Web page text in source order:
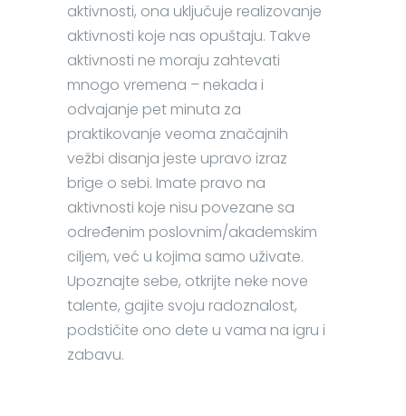
aktivnosti, ona uključuje realizovanje
aktivnosti koje nas opuštaju. Takve
aktivnosti ne moraju zahtevati
mnogo vremena – nekada i
odvajanje pet minuta za
praktikovanje veoma značajnih
vežbi disanja jeste upravo izraz
brige o sebi. Imate pravo na
aktivnosti koje nisu povezane sa
određenim poslovnim/akademskim
ciljem, već u kojima samo uživate.
Upoznajte sebe, otkrijte neke nove
talente, gajite svoju radoznalost,
podstičite ono dete u vama na igru i
zabavu.